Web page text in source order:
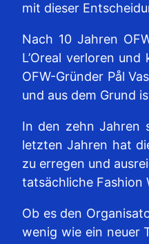
mit dieser
Nach 10 Jahren
L’Oreal verloren
OFW-Gründer Pål
und aus dem Grund
In den zehn Jahren
letzten Jahren hat
zu erregen und
tatsächliche Fashion
Ob es den
wenig wie ein neuer